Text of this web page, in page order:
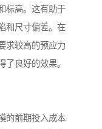
标高。这有助于
和尺寸偏差。在
求较高的预应力
良好的效果。
的前期投入成本